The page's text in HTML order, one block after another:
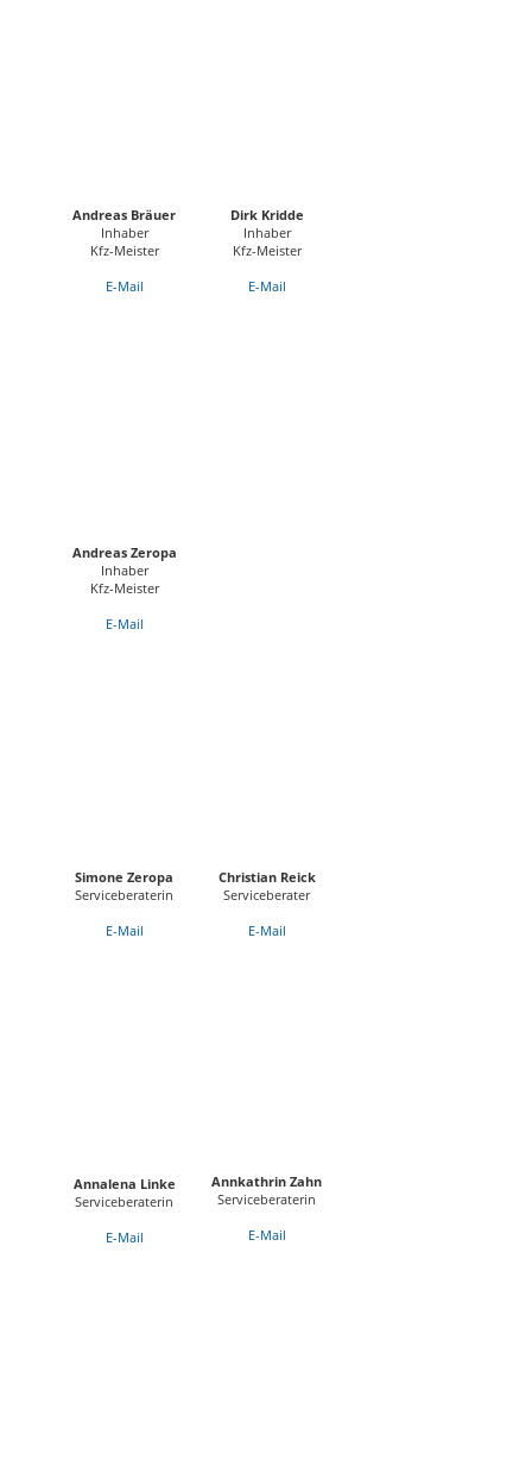
Andreas Bräuer
Inhaber
Kfz-Meister
E-Mail
Dirk Kridde
Inhaber
Kfz-Meister
E-Mail
Andreas Zeropa
Inhaber
Kfz-Meister
E-Mail
Simone Zeropa
Serviceberaterin
E-Mail
Christian Reick
Serviceberater
E-Mail
Annalena Linke
Serviceberaterin
E-Mail
Annkathrin Zahn
Serviceberaterin
E-Mail